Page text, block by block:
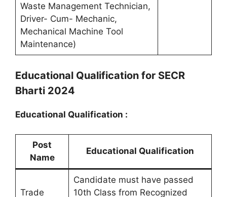
Waste Management Technician,
Driver- Cum- Mechanic,
Mechanical Machine Tool
Maintenance)
Educational Qualification for SECR
Bharti 2024
Educational Qualification :
Post
Name
Educational Qualification
Trade
Candidate must have passed
10th Class from Recognized